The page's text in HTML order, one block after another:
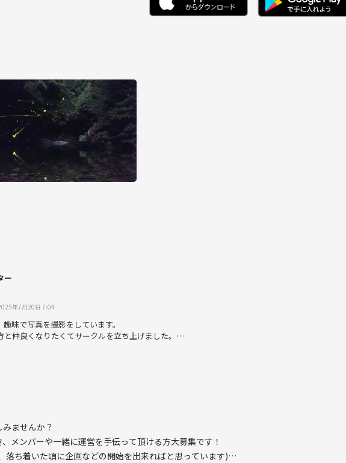
ー
年7月20日 7:04
味で写真を撮影をしています。
と仲良くなりたくてサークルを立ち上げました。
クル管理者として至らぬ所は多いですが、広島で同
します。
ませんか？
メンバーや一緒に運営を手伝って頂ける方大募集です！
落ち着いた頃に企画などの開始を出来ればと思っています)